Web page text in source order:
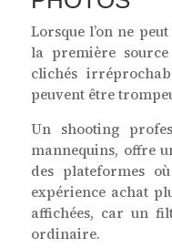
Lorsque l’on ne
la première
clichés
peuvent être
Un shooting
mannequins, offre
des plateformes
expérience achat
affichées, car un
ordinaire.